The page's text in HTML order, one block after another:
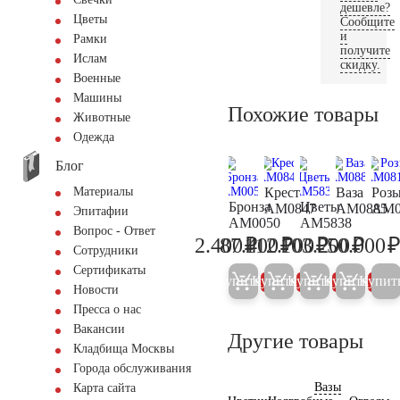
Цветы
Рамки
Ислам
Военные
Машины
Животные
Одежда
Блог
Материалы
Эпитафии
Вопрос - Ответ
Сотрудники
Сертификаты
Новости
Пресса о нас
Вакансии
Кладбища Москвы
Города обслуживания
Карта сайта
дешевле?
Сообщите
и
получите
скидку.
Похожие товары
Бронза
AM0050
2.500
2.400₽
Купить 5%
Крест
AM0847
92.000
87.400₽
Купить 5%
Цветы
AM5838
118.600
112.700₽
Купить 5%
Ваза
AM0885
103.200₽
Купить 5%
50.000₽
Другие товары
Вазы